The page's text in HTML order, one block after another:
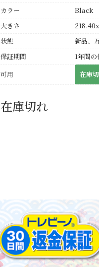
カラー
Black
大きさ
状態
新品、
保証期間
1年間
可用
在庫
在庫切れ